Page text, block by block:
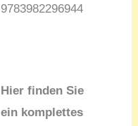
9783982296944
Hier finden Sie
ein komplettes